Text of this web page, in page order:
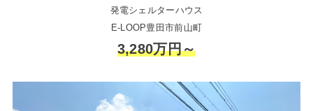
発電シェルターハウス
E-LOOP豊田市前山町
3,280万円～